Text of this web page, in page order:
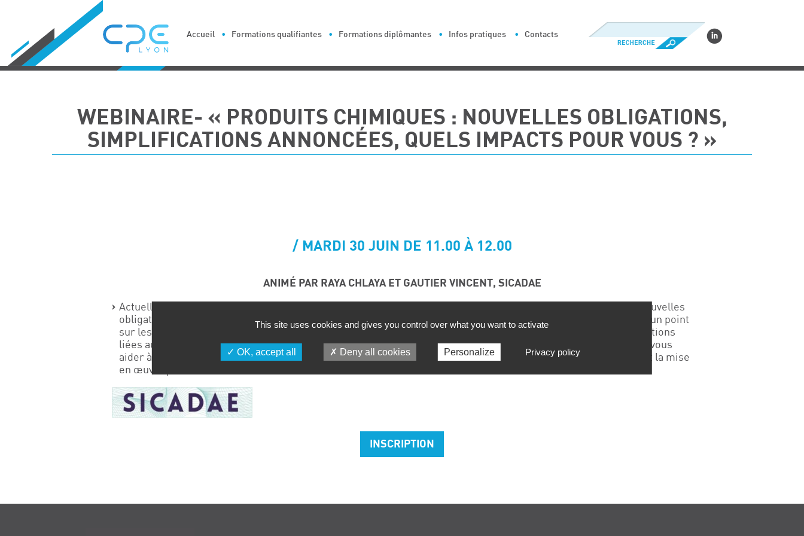
Accueil Formations qualifiantes Formations diplômantes Infos pratiques Contacts
WEBINAIRE- « PRODUITS CHIMIQUES : NOUVELLES OBLIGATIONS,
SIMPLIFICATIONS ANNONCÉES, QUELS IMPACTS POUR VOUS ? »
MARDI 30 JUIN DE 11.00 À 12.00
ANIMÉ PAR RAYA CHLAYA ET GAUTIER VINCENT, SICADAE
Actuellement en Europe, on parle beaucoup de la simplification réglementaire et en parallèle on annonce de nouvelles
obligations ! Difficile de s’y retrouver et de comprendre ce qui s’impose à vous. Dans ce webinaire, nous ferons un point
sur les dernières obligations réglementaires des produits chimiques : nouvelles exigences d’étiquetage, obligations
liées au risque chimique, puis nous regarderons les « simplifications » en cours de discussion.L’objectif est de vous
aider à identifier les obligations qui doivent d’ores et déjà être prises en compte, tout en distinguant celles dont la mise
en œuvre pourrait évoluer. »
INSCRIPTION
Cookies management panel
This site uses cookies and gives you control over what you want to activate
OK, accept all Deny all cookies Personalize Privacy policy